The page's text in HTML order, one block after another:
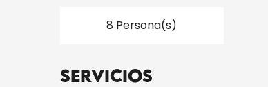
8 Persona(s)
Servicios